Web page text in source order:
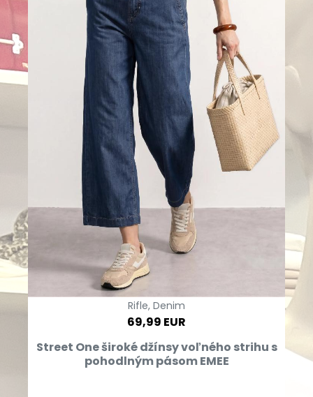
Rifle, Denim
69,99 EUR
Street One široké džínsy voľného strihu s
pohodlným pásom EMEE